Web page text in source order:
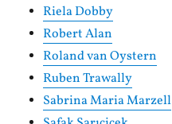
Riela Dobby
Robert Alan
Roland van Oystern
Ruben Trawally
Sabrina Maria Marzell